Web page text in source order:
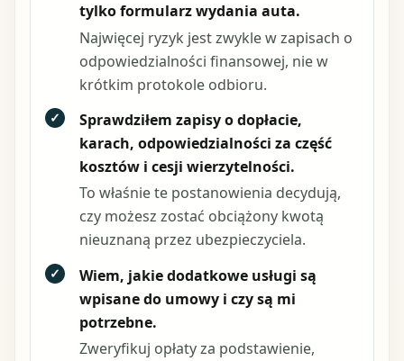
tylko formularz wydania auta.
Najwięcej ryzyk jest zwykle w zapisach o
odpowiedzialności finansowej, nie w
krótkim protokole odbioru.
✓
Sprawdziłem zapisy o dopłacie,
karach, odpowiedzialności za część
kosztów i cesji wierzytelności.
To właśnie te postanowienia decydują,
czy możesz zostać obciążony kwotą
nieuznaną przez ubezpieczyciela.
✓
Wiem, jakie dodatkowe usługi są
wpisane do umowy i czy są mi
potrzebne.
Zweryfikuj opłaty za podstawienie,